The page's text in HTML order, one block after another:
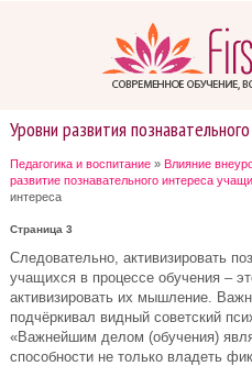
Уровни развития
Педагогика и воспитание » Влияние
развитие познавательного интереса
интереса
Страница 3
Следовательно, активизировать
учащихся в процессе обучения –
активизировать их мышление.
подчёркивал видный советский
«Важнейшим делом (обучения)
способности не только владеть